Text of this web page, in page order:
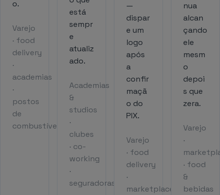
o.
Varejo
· food
delivery
·
academias
·
postos
de
combustível
está
sempr
e
atualiz
ado.
Academias
&
studios
·
clubes
· co-
working
·
seguradoras
—
dispar
e um
logo
após
a
confir
maçã
o do
PIX.
Varejo
· food
delivery
·
marketplaces
nua
alcan
çando
ele
mesm
o
depoi
s que
zera.
Varejo
·
· food
&
bebidas